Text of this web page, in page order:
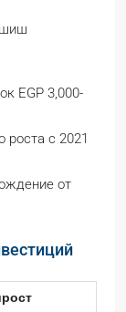
EGP 3,000-
роста с 2021
от